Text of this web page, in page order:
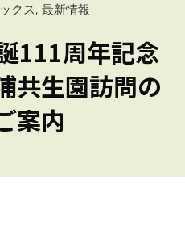
クス, 最新情報
111周年記念
共生園訪問の
案内